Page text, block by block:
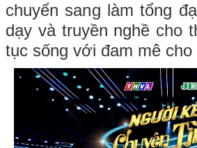
chuyển sang làm tổng
dạy và truyền nghề cho
tục sống với đam mê